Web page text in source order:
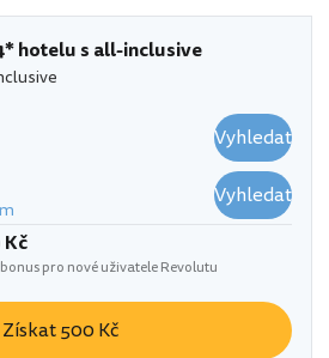
hotelu s all-inclusive
Vyhledat
Vyhledat
pro nové uživatele Revolutu
Získat 500 Kč